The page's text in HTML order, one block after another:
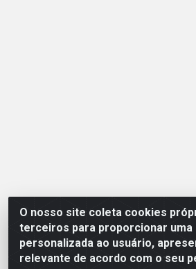
O nosso site coleta cookies
terceiros para proporcionar uma
personalizada ao usuário,
relevante de acordo com o seu
Opção Atacadista - Setor De Industria
Setor Industrial (Ceilândia), Brasília/
CNPJ 17.244.285/